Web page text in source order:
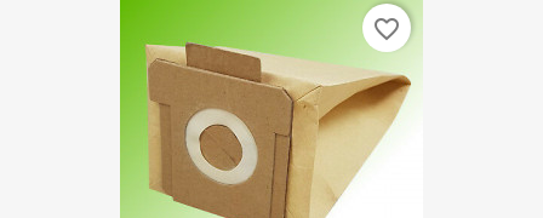
favorite_border